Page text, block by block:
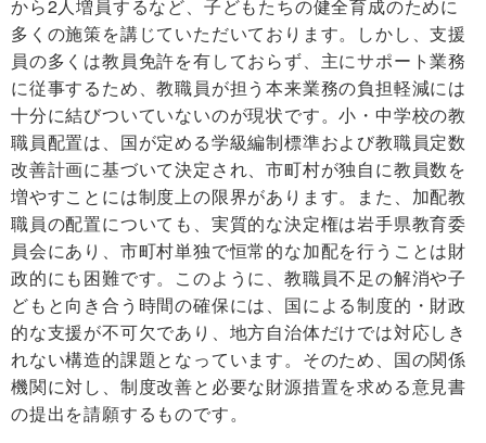
から2人増員するなど、子どもたちの健全育成のために
多くの施策を講じていただいております。しかし、支援
員の多くは教員免許を有しておらず、主にサポート業務
に従事するため、教職員が担う本来業務の負担軽減には
十分に結びついていないのが現状です。小・中学校の教
職員配置は、国が定める学級編制標準および教職員定数
改善計画に基づいて決定され、市町村が独自に教員数を
増やすことには制度上の限界があります。また、加配教
職員の配置についても、実質的な決定権は岩手県教育委
員会にあり、市町村単独で恒常的な加配を行うことは財
政的にも困難です。このように、教職員不足の解消や子
どもと向き合う時間の確保には、国による制度的・財政
的な支援が不可欠であり、地方自治体だけでは対応しき
れない構造的課題となっています。そのため、国の関係
機関に対し、制度改善と必要な財源措置を求める意見書
の提出を請願するものです。